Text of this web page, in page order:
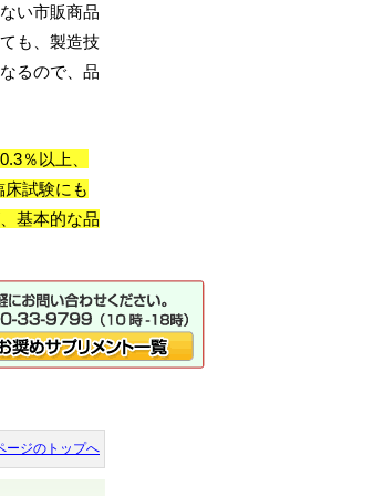
い市販商品
も、製造技
るので、品
％以上、
試験にも
基本的な品
ージのトップへ